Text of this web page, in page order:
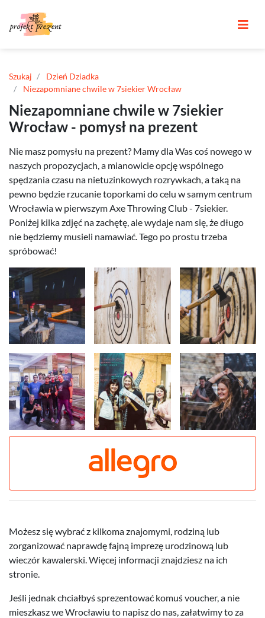
Szukaj
Dzień Dziadka
Niezapomniane chwile w 7siekier Wrocław
Niezapomniane chwile w 7siekier
Wrocław - pomysł na prezent
Nie masz pomysłu na prezent? Mamy dla Was coś nowego w
naszych propozycjach, a mianowicie opcję wspólnego
spędzania czasu na nietuzinkowych rozrywkach, a taką na
pewno będzie rzucanie toporkami do celu w samym centrum
Wrocławia w pierwszym Axe Throwing Club - 7siekier.
Poniżej kilka zdjęć na zachętę, ale wydaje nam się, że długo
nie będziemy musieli namawiać. Tego po prostu trzeba
spróbować!
Możesz się wybrać z kilkoma znajomymi, rodziną lub
zorganizować naprawdę fajną imprezę urodzinową lub
wieczór kawalerski. Więcej informacji znajdziesz na ich
stronie.
Jeśli jednak chciałbyś sprezentować komuś voucher, a nie
mieszkasz we Wrocławiu to napisz do nas, załatwimy to za